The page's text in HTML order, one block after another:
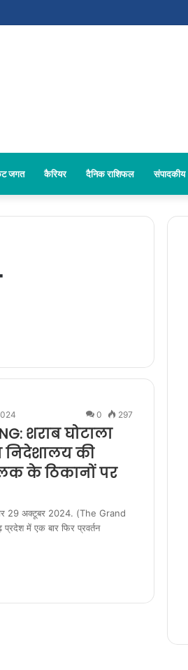
जगत कैरियर दैनिक राशिफल संपादकीय
0 297
शराब घोटाला
निदेशालय की
के ठिकानों पर
29 अक्टूबर 2024. (The Grand
में एक बार फिर प्रवर्तन